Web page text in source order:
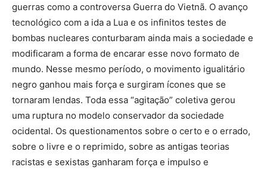
guerras como a controversa Guerra do Vietnã. O avanço
tecnológico com a ida a Lua e os infinitos testes de
bombas nucleares conturbaram ainda mais a sociedade e
modificaram a forma de encarar esse novo formato de
mundo. Nesse mesmo período, o movimento igualitário
negro ganhou mais força e surgiram ícones que se
tornaram lendas. Toda essa “agitação” coletiva gerou
uma ruptura no modelo conservador da sociedade
ocidental. Os questionamentos sobre o certo e o errado,
sobre o livre e o reprimido, sobre as antigas teorias
racistas e sexistas ganharam força e impulso e